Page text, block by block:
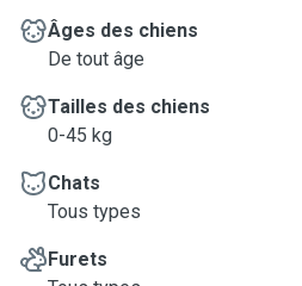
Âges des chiens
De tout âge
Tailles des chiens
0-45 kg
Chats
Tous types
Furets